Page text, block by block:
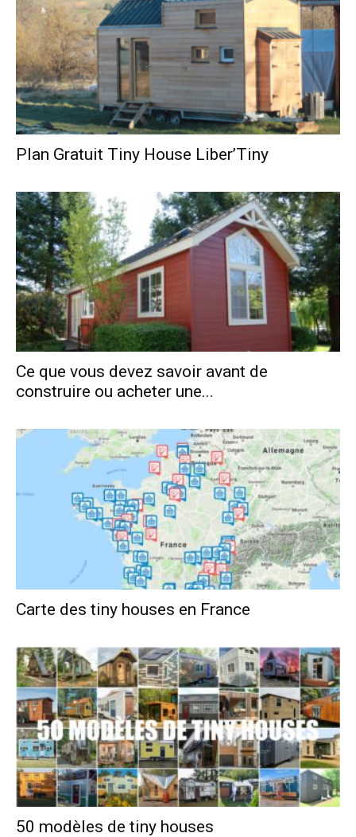
Plan Gratuit Tiny House Liber’Tiny
Ce que vous devez savoir avant de
construire ou acheter une...
Carte des tiny houses en France
50 modèles de tiny houses